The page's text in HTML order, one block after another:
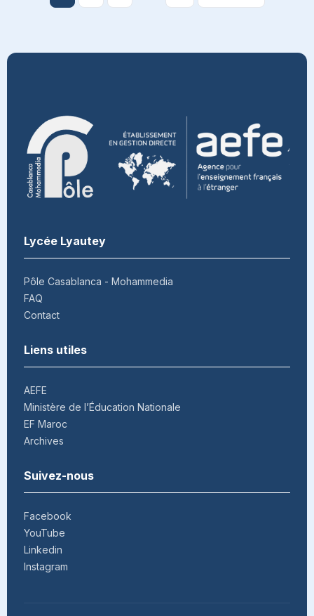
Pagination
Lycée Lyautey
Pôle Casablanca - Mohammedia
FAQ
Contact
Liens utiles
AEFE
Ministère de l’Éducation Nationale
EF Maroc
Archives
Suivez-nous
Facebook
YouTube
Linkedin
Instagram